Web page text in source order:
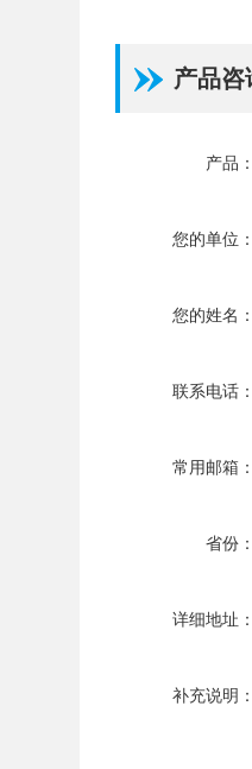
产品咨
产品：
您的单位：
您的姓名：
联系电话：
常用邮箱：
省份：
详细地址：
补充说明：